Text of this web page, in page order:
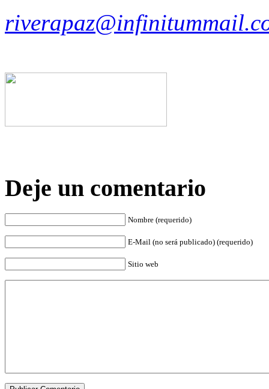
Deje un comentario
Nombre (requerido)
E-Mail (no será publicado) (requerido)
Sitio web